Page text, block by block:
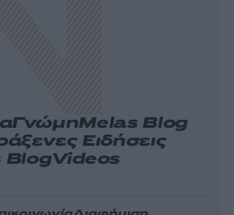
ΓνώμηMelas Blog
Ειδήσεις
BlogVideos